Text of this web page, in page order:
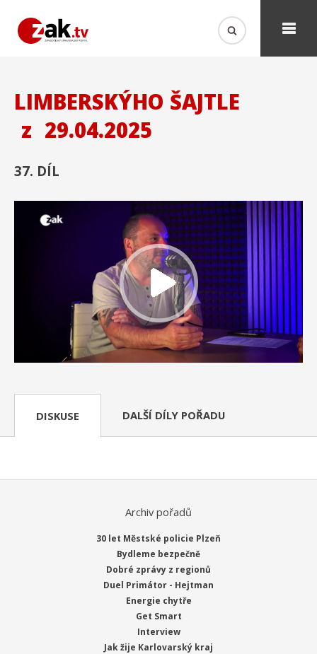
LIMBERSKÝHO ŠAJTLE
z 29.04.2025
37. DÍL
DISKUSE DALŠÍ DÍLY POŘADU
Archiv pořadů
30 let Městské policie Plzeň
Bydleme bezpečně
Dobré zprávy z regionů
Duel Primátor - Hejtman
Energie chytře
Get Smart
Interview
Jak žije Karlovarský kraj